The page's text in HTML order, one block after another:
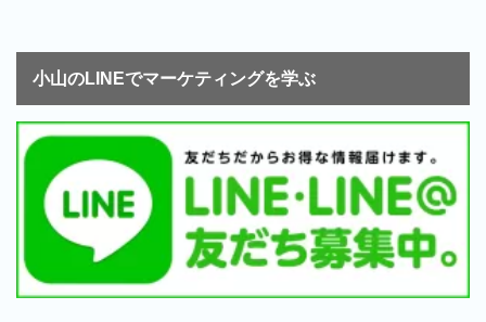
小山のLINEでマーケティングを学ぶ